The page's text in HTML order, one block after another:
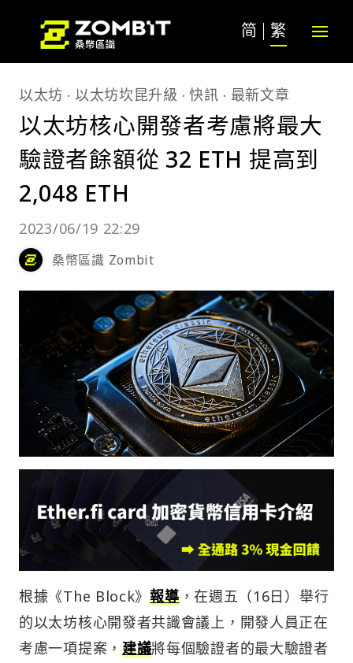
简 繁
以太坊 以太坊坎昆升級 快訊 最新文章
以太坊核心開發者考慮將最大
驗證者餘額從 32 ETH 提高到
2,048 ETH
2023/06/19 22:29
桑幣區識 Zombit
根據《The Block》報導，在週五（16日）舉行
的以太坊核心開發者共識會議上，開發人員正在
考慮一項提案， 建議將每個驗證者的最大驗證者